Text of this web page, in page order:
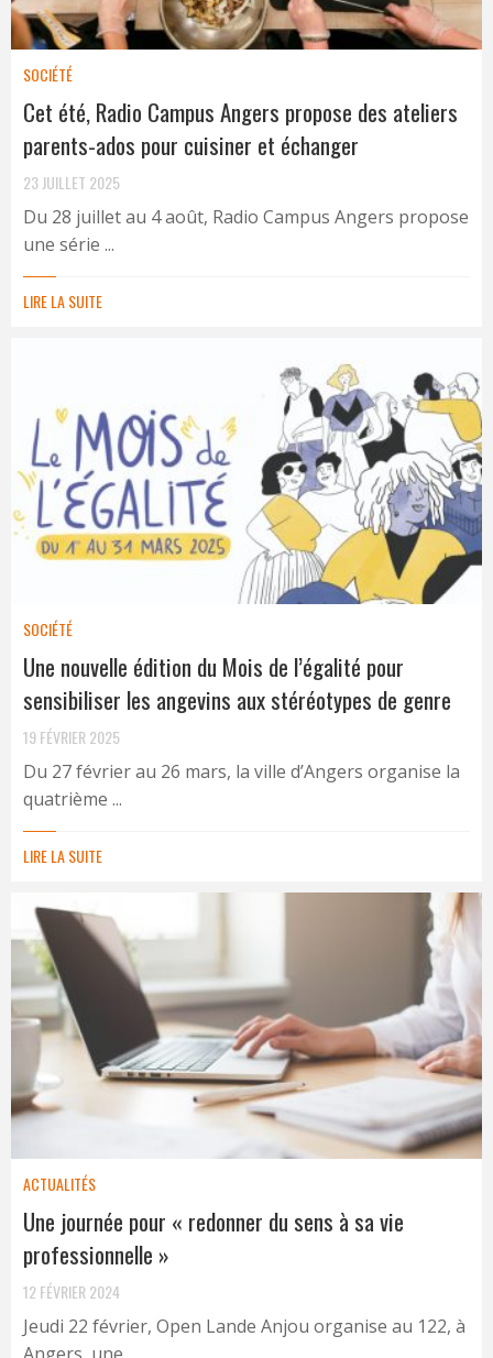
SOCIÉTÉ
Cet été, Radio Campus Angers propose des ateliers
parents-ados pour cuisiner et échanger
23 JUILLET 2025
Du 28 juillet au 4 août, Radio Campus Angers propose
une série ...
LIRE LA SUITE
SOCIÉTÉ
Une nouvelle édition du Mois de l’égalité pour
sensibiliser les angevins aux stéréotypes de genre
19 FÉVRIER 2025
Du 27 février au 26 mars, la ville d’Angers organise la
quatrième ...
LIRE LA SUITE
ACTUALITÉS
Une journée pour « redonner du sens à sa vie
professionnelle »
12 FÉVRIER 2024
Jeudi 22 février, Open Lande Anjou organise au 122, à
Angers, une ...